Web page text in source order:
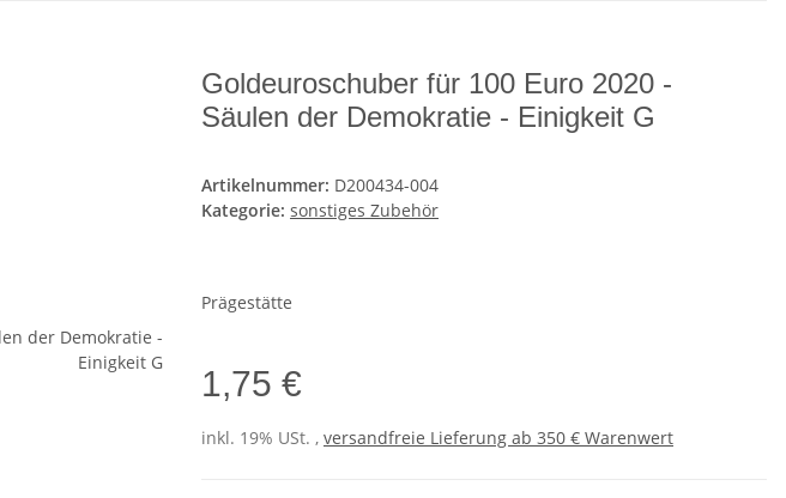
Goldeuroschuber für 100 Euro 2020 -
Säulen der Demokratie - Einigkeit G
Artikelnummer: D200434-004
Kategorie: sonstiges Zubehör
Prägestätte
1,75 €
inkl. 19% USt. , versandfreie Lieferung ab 350 € Warenwert